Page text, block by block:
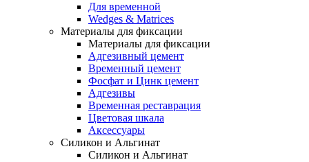
Для временной
Wedges & Matrices
Материалы для фиксации
Материалы для фиксации
Адгезивный цемент
Временный цемент
Фосфат и Цинк цемент
Адгезивы
Временная реставрация
Цветовая шкала
Аксессуары
Силикон и Альгинат
Силикон и Альгинат